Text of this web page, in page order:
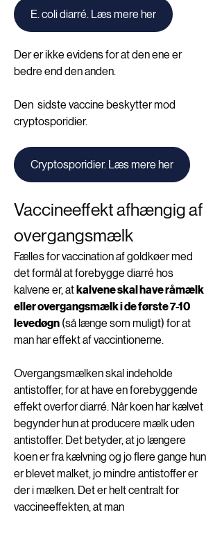
E. coli diarré. Læs mere her
Der er ikke evidens for at den ene er
bedre end den anden.
Den  sidste vaccine beskytter mod
cryptosporidier.
Cryptosporidier. Læs mere her
Vaccineeffekt afhængig af
overgangsmælk
Fælles for vaccination af goldkøer med
det formål at forebygge diarré hos
kalvene er, at kalvene skal have råmælk
eller overgangsmælk i de første 7-10
levedøgn (så længe som muligt) for at
man har effekt af vaccintionerne.
Overgangsmælken skal indeholde
antistoffer, for at have en forebyggende
effekt overfor diarré. Når koen har kælvet
begynder hun at producere mælk uden
antistoffer. Det betyder, at jo længere
koen er fra kælvning og jo flere gange hun
er blevet malket, jo mindre antistoffer er
der i mælken. Det er helt centralt for
vaccineeffekten, at man